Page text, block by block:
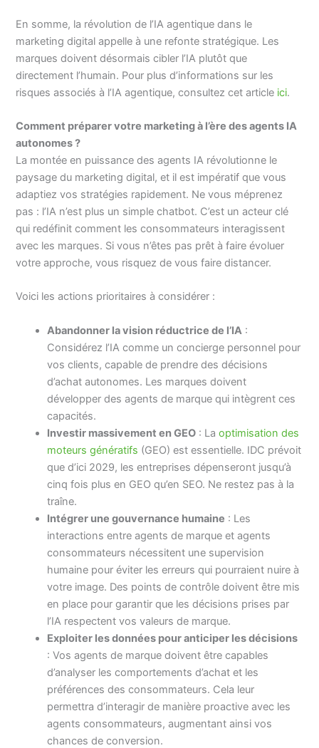
En somme, la révolution de l’IA agentique dans le
marketing digital appelle à une refonte stratégique. Les
marques doivent désormais cibler l’IA plutôt que
directement l’humain. Pour plus d’informations sur les
risques associés à l’IA agentique, consultez cet article ici.
Comment préparer votre marketing à l’ère des agents IA
autonomes ?
La montée en puissance des agents IA révolutionne le
paysage du marketing digital, et il est impératif que vous
adaptiez vos stratégies rapidement. Ne vous méprenez
pas : l’IA n’est plus un simple chatbot. C’est un acteur clé
qui redéfinit comment les consommateurs interagissent
avec les marques. Si vous n’êtes pas prêt à faire évoluer
votre approche, vous risquez de vous faire distancer.
Voici les actions prioritaires à considérer :
Abandonner la vision réductrice de l’IA :
Considérez l’IA comme un concierge personnel pour
vos clients, capable de prendre des décisions
d’achat autonomes. Les marques doivent
développer des agents de marque qui intègrent ces
capacités.
Investir massivement en GEO : Laoptimisation des
moteurs génératifs (GEO) est essentielle. IDC prévoit
que d’ici 2029, les entreprises dépenseront jusqu’à
cinq fois plus en GEO qu’en SEO. Ne restez pas à la
traîne.
Intégrer une gouvernance humaine : Les
interactions entre agents de marque et agents
consommateurs nécessitent une supervision
humaine pour éviter les erreurs qui pourraient nuire à
votre image. Des points de contrôle doivent être mis
en place pour garantir que les décisions prises par
l’IA respectent vos valeurs de marque.
Exploiter les données pour anticiper les décisions
: Vos agents de marque doivent être capables
d’analyser les comportements d’achat et les
préférences des consommateurs. Cela leur
permettra d’interagir de manière proactive avec les
agents consommateurs, augmentant ainsi vos
chances de conversion.